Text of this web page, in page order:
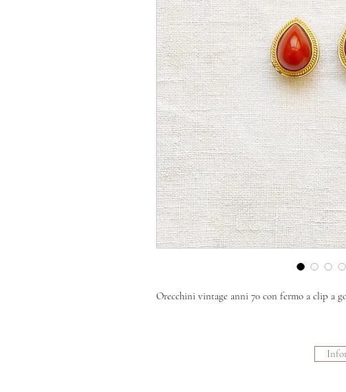
Orecchini vintage anni 70 con fermo a clip a